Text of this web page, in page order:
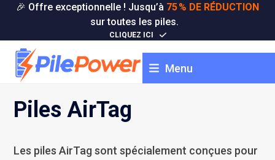
Skip🎉 Offre exceptionnelle ! Jusqu’à 75 % DE RÉDUCTION
sur toutes les piles.
CLIQUEZ ICI
Menu
Piles AirTag
Les piles AirTag sont spécialement conçues pour